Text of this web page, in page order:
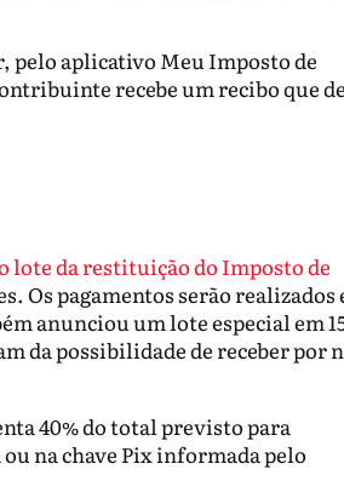
pelo aplicativo Meu Imposto de
recebe um recibo que
lote da restituição do Imposto de
Os pagamentos serão realizados
anunciou um lote especial em
da possibilidade de receber por
40% do total previsto para
na chave Pix informada pelo